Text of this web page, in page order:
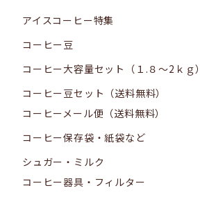
アイスコーヒー特集
コーヒー豆
コーヒー大容量セット（１.８～2ｋｇ）
コーヒー豆セット（送料無料）
コーヒーメール便（送料無料）
コーヒー保存袋・紙袋など
シュガー・ミルク
コーヒー器具・フィルター